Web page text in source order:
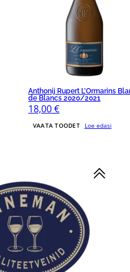
Anthonij Rupert L’Ormarins
de Blancs 2020/2021
18,00€
VAATA TOODET Loe edasi